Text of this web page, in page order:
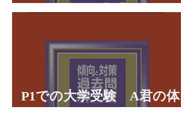
験談パート２
P1での大学受験 A君の体